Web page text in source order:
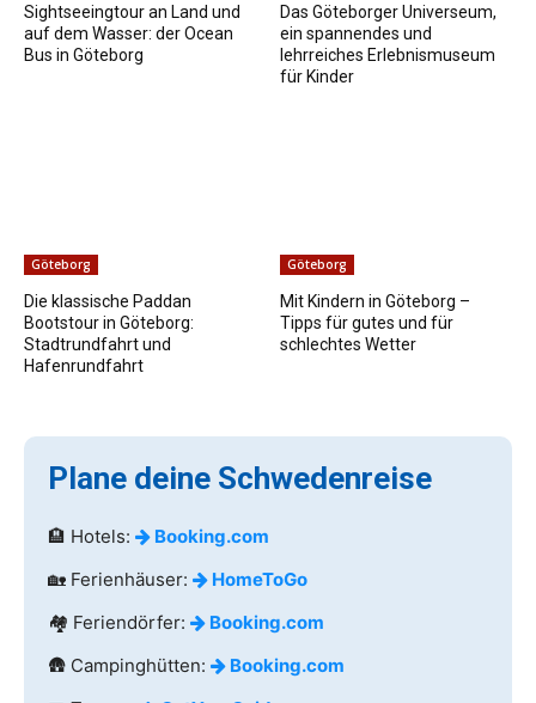
Sightseeingtour an Land und
auf dem Wasser: der Ocean
Bus in Göteborg
Das Göteborger Universeum,
ein spannendes und
lehrreiches Erlebnismuseum
für Kinder
Göteborg
Die klassische Paddan
Bootstour in Göteborg:
Stadtrundfahrt und
Hafenrundfahrt
Göteborg
Mit Kindern in Göteborg –
Tipps für gutes und für
schlechtes Wetter
Plane deine Schwedenreise
🏨 Hotels:
Booking.com
🏡 Ferienhäuser:
HomeToGo
🏘️ Feriendörfer:
Booking.com
🛖 Campinghütten:
Booking.com